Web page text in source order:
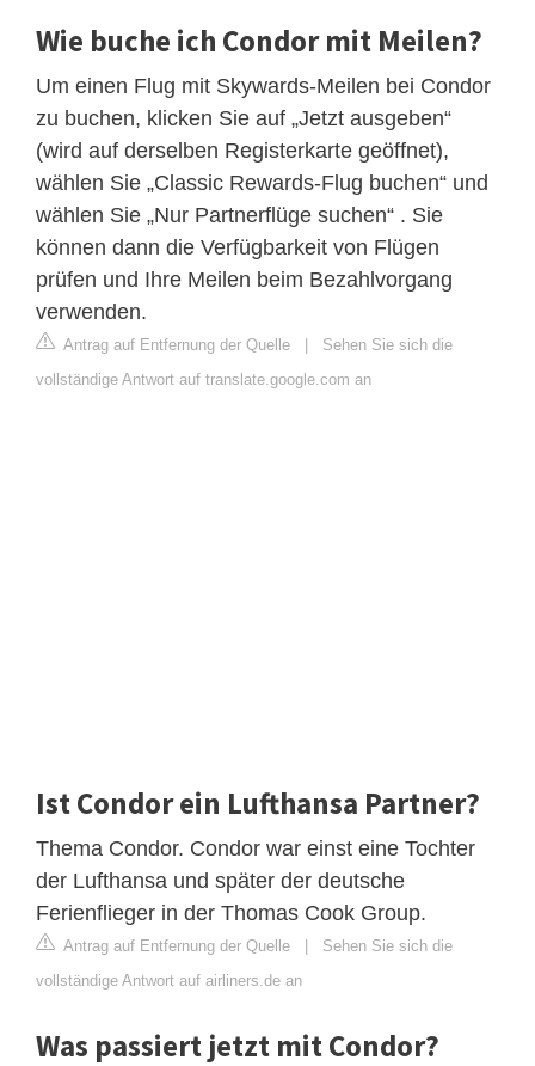
Wie buche ich Condor mit Meilen?
Um einen Flug mit Skywards-Meilen bei Condor
zu buchen, klicken Sie auf „Jetzt ausgeben“
(wird auf derselben Registerkarte geöffnet),
wählen Sie „Classic Rewards-Flug buchen“ und
wählen Sie „Nur Partnerflüge suchen“ . Sie
können dann die Verfügbarkeit von Flügen
prüfen und Ihre Meilen beim Bezahlvorgang
verwenden.
Antrag auf Entfernung der Quelle | Sehen Sie sich die
vollständige Antwort auf translate.google.com an
Ist Condor ein Lufthansa Partner?
Thema Condor. Condor war einst eine Tochter
der Lufthansa und später der deutsche
Ferienflieger in der Thomas Cook Group.
Antrag auf Entfernung der Quelle | Sehen Sie sich die
vollständige Antwort auf airliners.de an
Was passiert jetzt mit Condor?